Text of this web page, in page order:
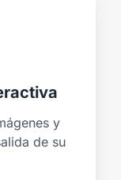
y
de su